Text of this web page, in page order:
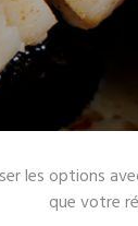
les options
que votre